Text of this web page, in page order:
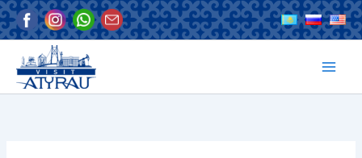
Перейти
к
содержимому